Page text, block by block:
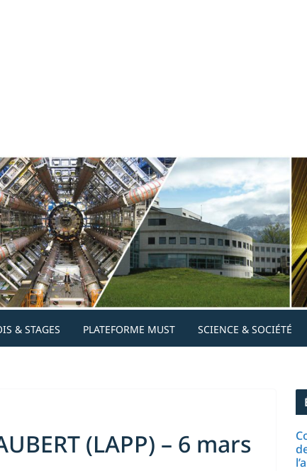
& STAGES PLATEFORME MUST SCIENCE & SOCIÉTÉ
(LAPP) – 6 mars